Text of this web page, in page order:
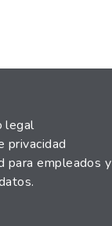
legal
privacidad
para empleados y